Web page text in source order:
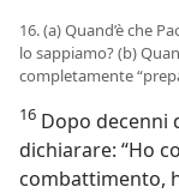
16. (a) Quand’è che
lo sappiamo? (b)
completamente
16 Dopo decenni
dichiarare: “Ho
combattimento,